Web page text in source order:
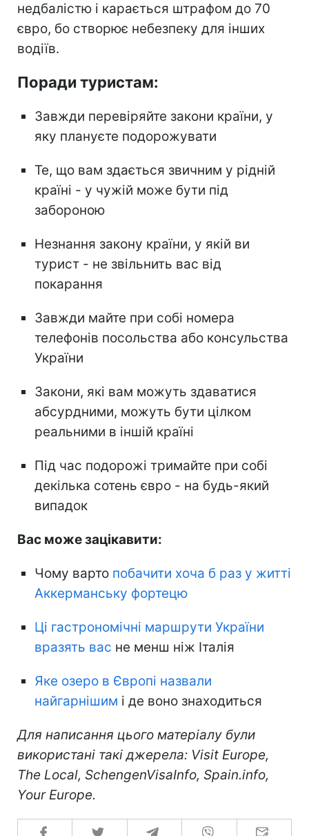
недбалістю і карається штрафом до 70
євро, бо створює небезпеку для інших
водіїв.
Поради туристам:
Завжди перевіряйте закони країни, у
яку плануєте подорожувати
Те, що вам здається звичним у рідній
країні - у чужій може бути під
забороною
Незнання закону країни, у якій ви
турист - не звільнить вас від
покарання
Завжди майте при собі номера
телефонів посольства або консульства
України
Закони, які вам можуть здаватися
абсурдними, можуть бути цілком
реальними в іншій країні
Під час подорожі тримайте при собі
декілька сотень євро - на будь-який
випадок
Вас може зацікавити:
Чому варто побачити хоча б раз у житті
Аккерманську фортецю
Ці гастрономічні маршрути України
вразять вас не менш ніж Італія
Яке озеро в Європі назвали
найгарнішим і де воно знаходиться
Для написання цього матеріалу були
використані такі джерела: Visit Europe,
The Local, SchengenVisaInfo, Spain.info,
Your Europe.